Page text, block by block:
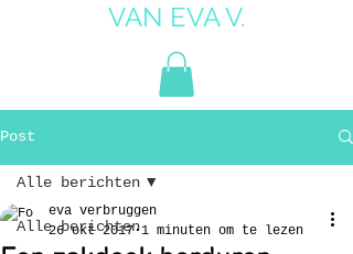
VAN EVA V.
Post
Alle berichten
Alle berichten
eva verbruggen
26 okt 2017 1 minuten om te lezen